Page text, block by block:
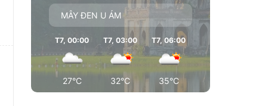
MÂY ĐEN U ÁM
T7, 00:00
27°C
T7, 03:00
32°C
T7, 06:00
35°C